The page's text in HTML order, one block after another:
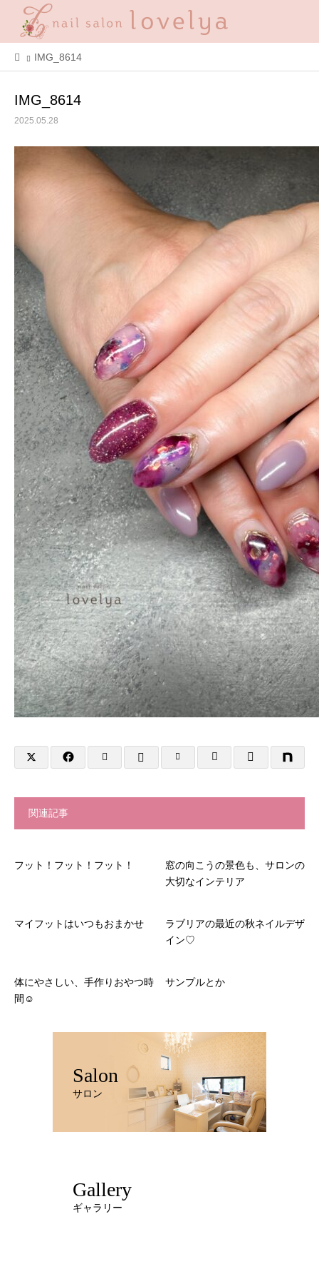
IMG_8614
IMG_8614
2025.05.28
関連記事
フット！フット！フット！
窓の向こうの景色も、サロンの
大切なインテリア
マイフットはいつもおまかせ
ラブリアの最近の秋ネイルデザ
イン♡
体にやさしい、手作りおやつ時
間☺️
サンプルとか
Salon
サロン
Gallery
ギャラリー